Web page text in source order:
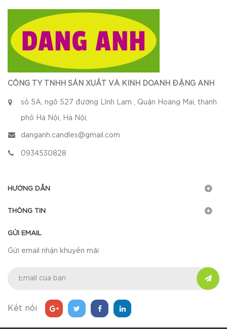
CÔNG TY TNHH SẢN XUẤT VÀ KINH DOANH ĐẶNG ANH
số 5A, ngõ 527 đường Lĩnh Lam , Quận Hoàng Mai, thành
phố Hà Nội, Hà Nội,
danganh.candles@gmail.com
0934530828
HƯỚNG DẪN
THÔNG TIN
GỬI EMAIL
Gửi email nhận khuyến mãi
Kết nối